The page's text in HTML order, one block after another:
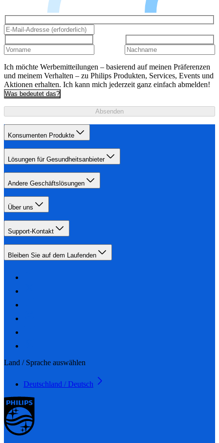
Ich möchte Werbemitteilungen – basierend auf meinen Präferenzen
und meinem Verhalten – zu Philips Produkten, Services, Events und
Aktionen erhalten. Ich kann mich jederzeit ganz einfach abmelden!
Was bedeutet das?
Absenden
Konsumenten Produkte
Lösungen für Gesundheitsanbieter
Andere Geschäftslösungen
Über uns
Support-Kontakt
Bleiben Sie auf dem Laufenden
Land / Sprache auswählen
Deutschland / Deutsch